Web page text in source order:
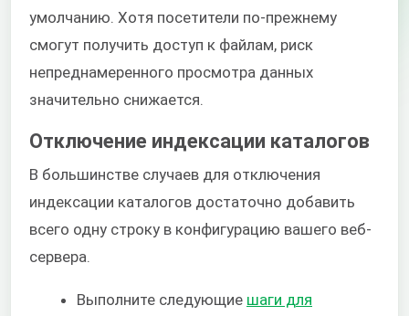
умолчанию. Хотя посетители по-прежнему
смогут получить доступ к файлам, риск
непреднамеренного просмотра данных
значительно снижается.
Отключение индексации каталогов
В большинстве случаев для отключения
индексации каталогов достаточно добавить
всего одну строку в конфигурацию вашего веб-
сервера.
Выполните следующие шаги для